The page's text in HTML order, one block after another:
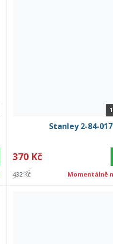
Stanley 2-84-017
370 Kč
432 Kč Momentálně